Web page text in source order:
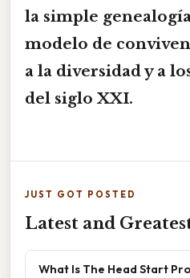
la simple
modelo de
a la diversidad y a
del siglo XXI.
JUST GOT POSTED
Latest and
What Is The Head Start